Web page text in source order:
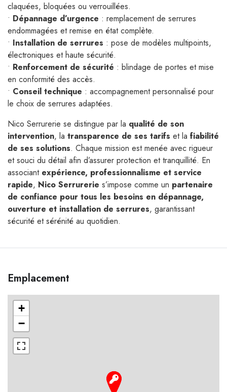
claquées, bloquées ou verrouillées.
• Dépannage d’urgence : remplacement de serrures
endommagées et remise en état complète.
• Installation de serrures : pose de modèles multipoints,
électroniques et haute sécurité.
• Renforcement de sécurité : blindage de portes et mise
en conformité des accès.
• Conseil technique : accompagnement personnalisé pour
le choix de serrures adaptées.
Nico Serrurerie se distingue par la qualité de son
intervention, la transparence de ses tarifs et la fiabilité
de ses solutions. Chaque mission est menée avec rigueur
et souci du détail afin d’assurer protection et tranquillité. En
associant expérience, professionnalisme et service
rapide, Nico Serrurerie s’impose comme un partenaire
de confiance pour tous les besoins en dépannage,
ouverture et installation de serrures, garantissant
sécurité et sérénité au quotidien.
Emplacement
+
−